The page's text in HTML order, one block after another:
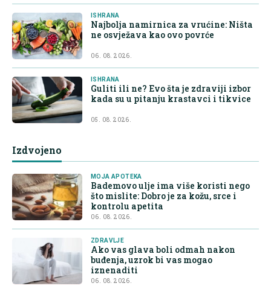
ISHRANA
Najbolja namirnica za vrućine: Ništa
ne osvježava kao ovo povrće
06. 08. 2026.
ISHRANA
Guliti ili ne? Evo šta je zdraviji izbor
kada su u pitanju krastavci i tikvice
05. 08. 2026.
Izdvojeno
MOJA APOTEKA
Bademovo ulje ima više koristi nego
što mislite: Dobro je za kožu, srce i
kontrolu apetita
06. 08. 2026.
ZDRAVLJE
Ako vas glava boli odmah nakon
buđenja, uzrok bi vas mogao
iznenaditi
06. 08. 2026.